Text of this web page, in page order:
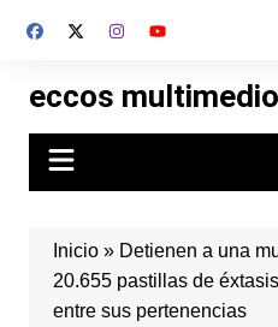
eccos
Inicio» Detienen a una
20.655 pastillas de
entre sus pertenencias